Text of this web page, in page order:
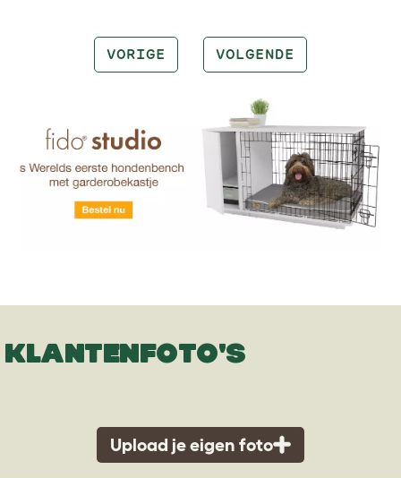
VORIGE VOLGENDE
KLANTENFOTO'S
Upload je eigen foto